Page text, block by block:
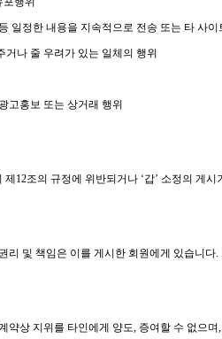
일정한 내용을 지속적으로 전송 또는 타 사
나 줄 우려가 있는 일체의 행위
고홍보 또는 상거래 행위
제 12조의 규정에 위반되거나 ‘갑’ 소정의 게시
리 및 책임은 이를 게시한 회원에게 있습니다.
약상 지위를 타인에게 양도, 증여할 수 없으며